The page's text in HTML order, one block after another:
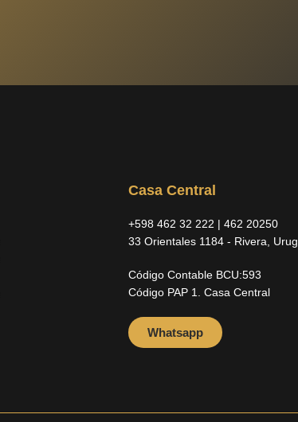
Casa Central
+598 462 32 222 | 462 20250
33 Orientales 1184 - Rivera,
Código Contable BCU:593
Código PAP 1. Casa Central
Whatsapp